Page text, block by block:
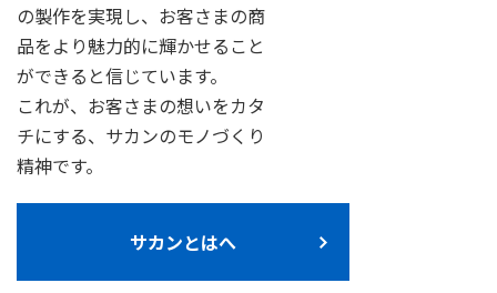
の製作を実現し、お客さまの商
品をより魅力的に輝かせること
ができると信じています。
これが、お客さまの想いをカタ
チにする、サカンのモノづくり
精神です。
サカンとはへ